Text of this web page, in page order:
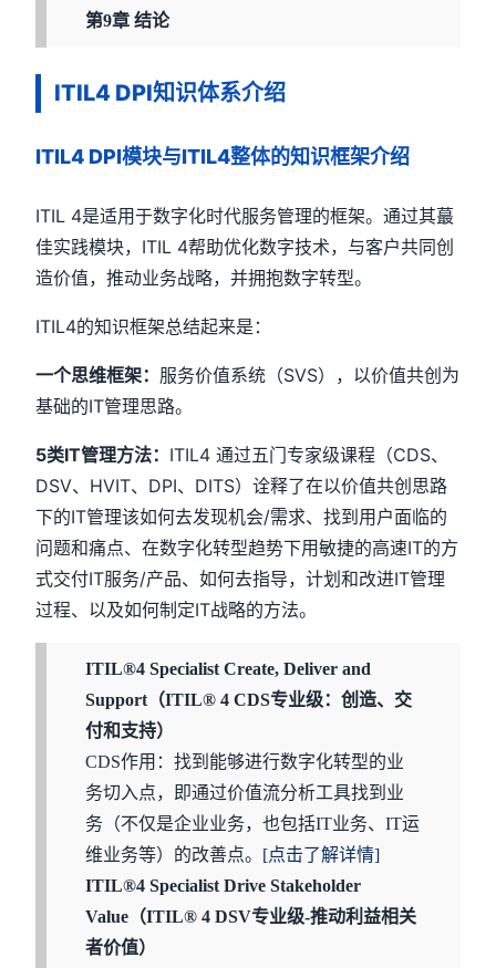
第9章 结论
ITIL4 DPI知识体系介绍
ITIL4 DPI模块与ITIL4整体的知识框架介绍
ITIL 4是适用于数字化时代服务管理的框架。通过其蕞
佳实践模块，ITIL 4帮助优化数字技术，与客户共同创
造价值，推动业务战略，并拥抱数字转型。
ITIL4的知识框架总结起来是：
一个思维框架： 服务价值系统（SVS），以价值共创为
基础的IT管理思路。
5类IT管理方法： ITIL4 通过五门专家级课程（CDS、
DSV、HVIT、DPI、DITS）诠释了在以价值共创思路
下的IT管理该如何去发现机会/需求、找到用户面临的
问题和痛点、在数字化转型趋势下用敏捷的高速IT的方
式交付IT服务/产品、如何去指导，计划和改进IT管理
过程、以及如何制定IT战略的方法。
ITIL®4 Specialist Create, Deliver and
Support（ITIL® 4 CDS专业级：创造、交
付和支持）
CDS作用：找到能够进行数字化转型的业
务切入点，即通过价值流分析工具找到业
务（不仅是企业业务，也包括IT业务、IT运
维业务等）的改善点。 [点击了解详情]
ITIL®4 Specialist Drive Stakeholder
Value（ITIL® 4 DSV专业级-推动利益相关
者价值）